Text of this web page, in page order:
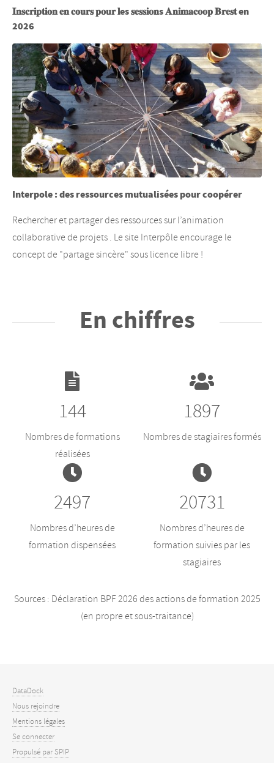
𝐈𝐧𝐬𝐜𝐫𝐢𝐩𝐭𝐢𝐨𝐧 𝐞𝐧 𝐜𝐨𝐮𝐫𝐬 𝐩𝐨𝐮𝐫 𝐥es 𝐬𝐞𝐬𝐬𝐢𝐨𝐧s 𝐀𝐧𝐢𝐦𝐚𝐜𝐨𝐨𝐩 𝐁𝐫𝐞𝐬𝐭 en
2026
Interpole : des ressources mutualisées pour coopérer
Rechercher et partager des ressources sur l’animation
collaborative de projets . Le site Interpôle encourage le
concept de "partage sincère" sous licence libre !
En chiffres
144
Nombres de formations
réalisées
1897
Nombres de stagiaires formés
2497
Nombres d’heures de
formation dispensées
20731
Nombres d’heures de
formation suivies par les
stagiaires
Sources : Déclaration BPF 2026 des actions de formation 2025
(en propre et sous-traitance)
DataDock
Nous rejoindre
Mentions légales
Se connecter
Propulsé par SPIP